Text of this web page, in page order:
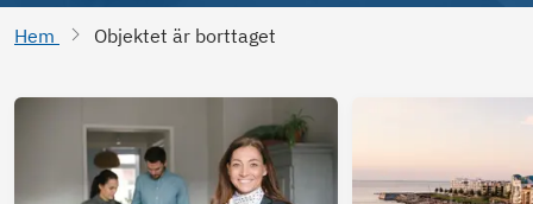
Hem Objektet är borttaget